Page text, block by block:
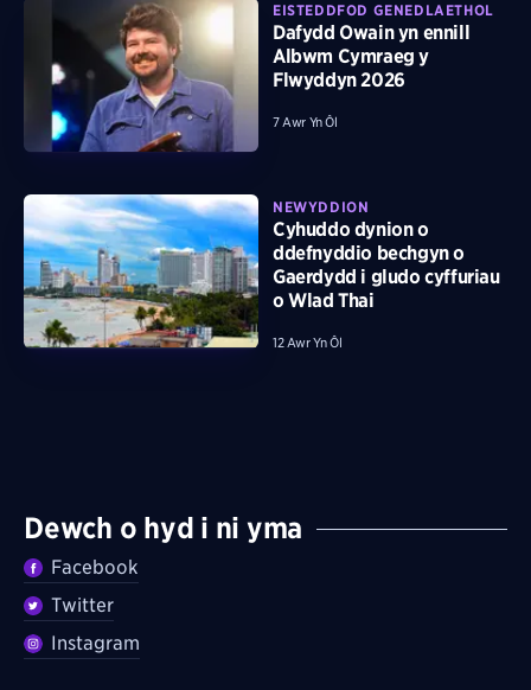
EISTEDDFOD GENEDLAETHOL
Dafydd Owain yn ennill
Albwm Cymraeg y
Flwyddyn 2026
7 Awr Yn Ôl
NEWYDDION
Cyhuddo dynion o
ddefnyddio bechgyn o
Gaerdydd i gludo cyffuriau
o Wlad Thai
12 Awr Yn Ôl
Dewch o hyd i ni yma
Facebook
Twitter
Instagram